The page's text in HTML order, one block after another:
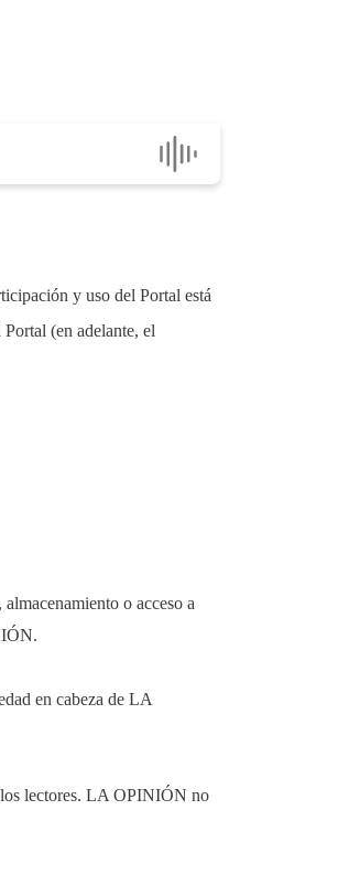
y uso del Portal está
(en adelante, el
o acceso a
en cabeza de LA
los lectores. LA OPINIÓN no